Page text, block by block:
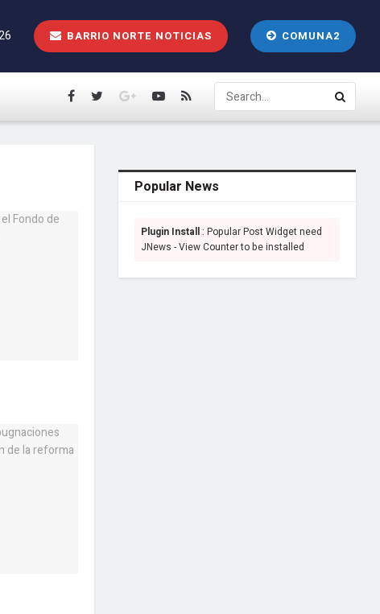
BARRIO NORTE NOTICIAS COMUNA2
Popular News
Plugin Install : Popular Post Widget need
JNews - View Counter to be installed